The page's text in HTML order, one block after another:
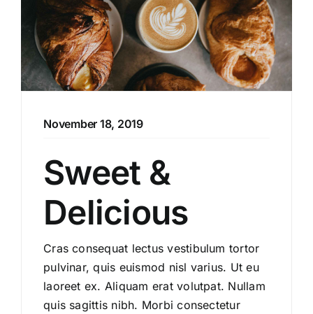
November 18, 2019
Sweet &
Delicious
Cras consequat lectus vestibulum tortor
pulvinar, quis euismod nisl varius. Ut eu
laoreet ex. Aliquam erat volutpat. Nullam
quis sagittis nibh. Morbi consectetur